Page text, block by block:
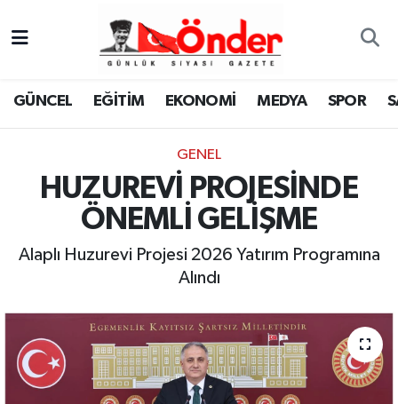
GÜNCEL EĞİTİM EKONOMİ MEDYA SPOR
GENEL
HUZUREVİ PROJESİNDE
ÖNEMLİ GELİŞME
Alaplı Huzurevi Projesi 2026 Yatırım Programına
Alındı
GÜNCEL
MEDYA
SPOR
KÜLTÜR-SANAT
YAŞAM
Zonguldak Nöbetçi Eczaneler
Zonguldak Namaz Vakitleri
Zonguldak Trafik Yoğunluk Haritası
TFF 3.Lig 4.Grup Puan Durumu ve Fikstür
Son Dakika Haberleri
Haber Arşivi